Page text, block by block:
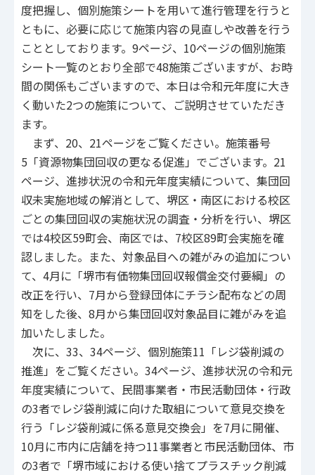
度把握し、個別施策シートを用いて進行管理を行うと
ともに、必要に応じて施策内容の見直しや改善を行う
こととしております。9ページ、10ページの個別施策
シート一覧のとおり全部で48施策ございますが、お時
間の関係もございますので、本日は令和元年度に大き
く動いた2つの施策について、ご説明させていただき
ます。
まず、20、21ページをご覧ください。施策番号
5「資源物集団回収の更なる促進」でございます。21
ページ、進捗状況の令和元年度実績について、集団回
収未実施地域の解消として、堺区・南区における校区
ごとの集団回収の実施状況の調査・分析を行い、堺区
では4校区59町会、南区では、7校区89町会実施を確
認しました。また、対象品目への雑がみの追加につい
て、4月に「堺市有価物集団回収報償金交付要綱」の
改正を行い、7月から登録団体にチラシ配布などの周
知をした後、8月から集団回収対象品目に雑がみを追
加いたしました。
次に、33、34ページ、個別施策11「レジ袋削減の
推進」をご覧ください。34ページ、進捗状況の令和元
年度実績について、民間事業者・市民活動団体・行政
の3者でレジ袋削減に向けた取組について意見交換を
行う「レジ袋削減に係る意見交換会」を7月に開催、
10月に市内に店舗を持つ11事業者と市民活動団体、市
の3者で「堺市域における使い捨てプラスチック削減